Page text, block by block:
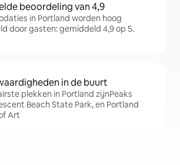
beoordeling van 4,9
in Portland worden hoog
door gasten: gemiddeld 4,9 op 5.
in de buurt
plekken in Portland zijnPeaks
Beach State Park, en Portland
Art